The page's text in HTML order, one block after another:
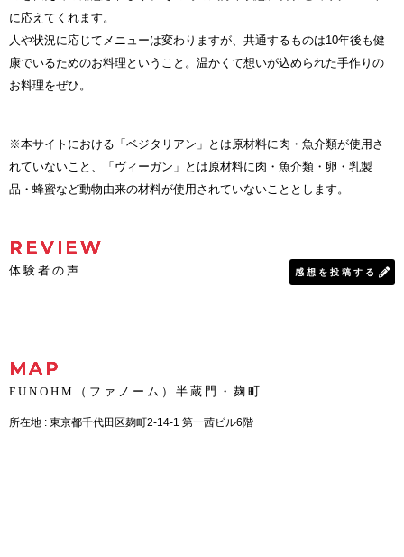
に応えてくれます。
人や状況に応じてメニューは変わりますが、共通するものは10年後も健
康でいるためのお料理ということ。温かくて想いが込められた手作りの
お料理をぜひ。
※本サイトにおける「ベジタリアン」とは原材料に肉・魚介類が使用さ
れていないこと、「ヴィーガン」とは原材料に肉・魚介類・卵・乳製
品・蜂蜜など動物由来の材料が使用されていないこととします。
REVIEW
体験者の声 感想を投稿する
MAP
FUNOHM（ファノーム）半蔵門・麹町
所在地 : 東京都千代田区麹町2-14-1 第一茜ビル6階